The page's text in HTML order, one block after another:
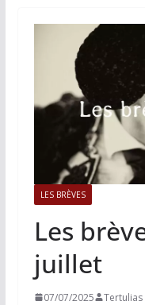
LES BRÈVES
Les
juillet
07/07/2025 Tertulias